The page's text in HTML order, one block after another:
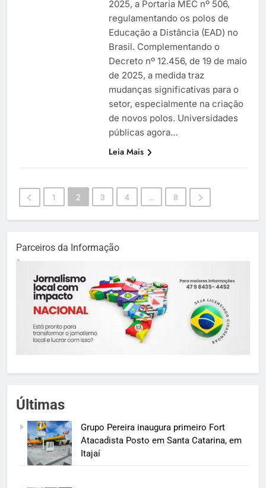
2025, a Portaria MEC nº 506,
regulamentando os polos de
Educação a Distância (EAD) no
Brasil. Complementando o
Decreto nº 12.456, de 19 de maio
de 2025, a medida traz
mudanças significativas para o
setor, especialmente na criação
de novos polos. Universidades
públicas agora…
Leia Mais
1 2 3 4 … 8
Parceiros da Informação
Últimas
Grupo Pereira inaugura primeiro Fort
Atacadista Posto em Santa Catarina, em
Itajaí